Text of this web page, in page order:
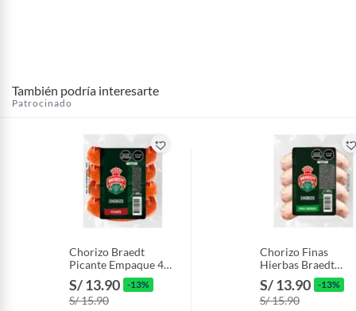
También podría interesarte
Patrocinado
Chorizo Braedt
Picante Empaque 400
g
S/ 13.90 -13%
S/ 15.90
Chorizo Finas
Hierbas Braedt
Empaque 400 g
S/ 13.90 -13%
S/ 15.90